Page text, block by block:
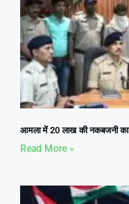
आमला में 20 लाख की नकबजनी का
Read More »